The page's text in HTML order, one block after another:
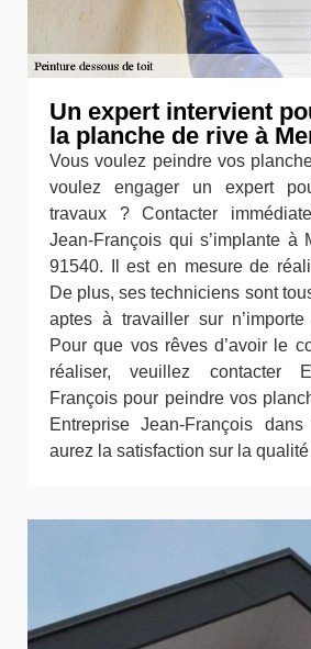
Un expert intervient
la planche de rive à
Vous voulez peindre vos
voulez engager un expert
travaux ? Contacter
Jean-François qui s’implante à
91540. Il est en mesure de
De plus, ses techniciens sont
aptes à travailler sur
Pour que vos rêves d’avoir le
réaliser, veuillez contacter
François pour peindre vos
Entreprise Jean-François
aurez la satisfaction sur la